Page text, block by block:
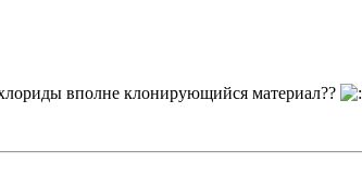
вполне клонирующийся материал??